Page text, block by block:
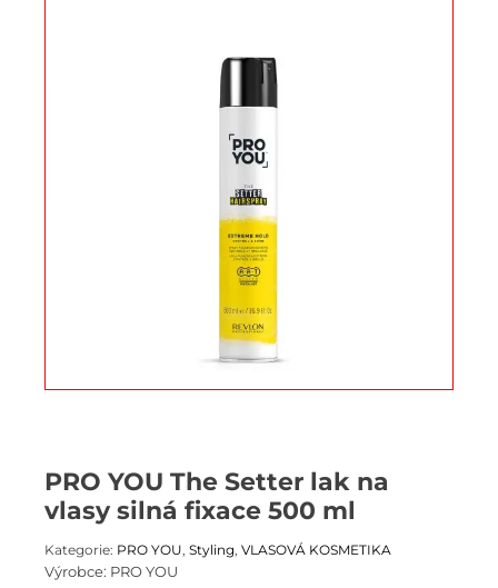
PRO YOU The Setter lak na
vlasy silná fixace 500 ml
Kategorie: PRO YOU Styling VLASOVÁ KOSMETIKA
Výrobce: PRO YOU